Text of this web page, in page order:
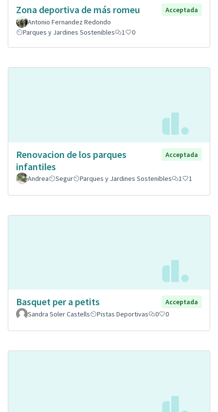
Zona deportiva de más romeu
Acceptada
Antonio Fernandez Redondo
Parques y Jardines Sostenibles
1 0
Renovacion de los parques
infantiles
Acceptada
Andrea Segur Parques y Jardines Sostenibles 1 1
Basquet per a petits
Acceptada
Sandra Soler Castells
Pistas Deportivas 0 0